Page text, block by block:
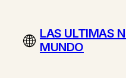
contenidoLAS ULTIMAS
MUNDO